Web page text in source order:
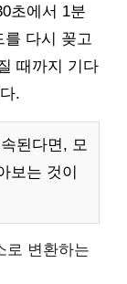
초에서 1분
를 다시 꽂고
때까지 기다
.
된다면, 모
보는 것이
로 변환하는